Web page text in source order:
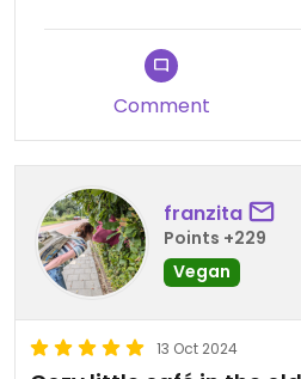
Comment
franzita
Points +229
Vegan
13 Oct 2024